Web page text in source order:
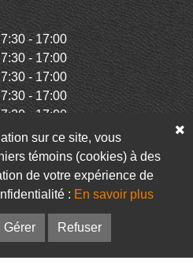
7:30 - 17:00
7:30 - 17:00
7:30 - 17:00
7:30 - 17:00
7:30 - 17:00
Fermé
Fermé
Infolettre
St-Hubert • Web :Option PME
sur ce site, vous
témoins (cookies) à des
de votre expérience de
: En savoir plus
Gérer Refuser